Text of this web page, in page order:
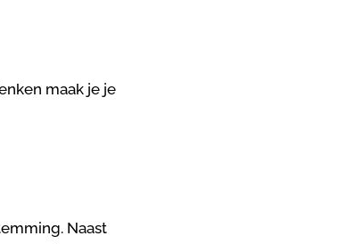
maak je je
Naast